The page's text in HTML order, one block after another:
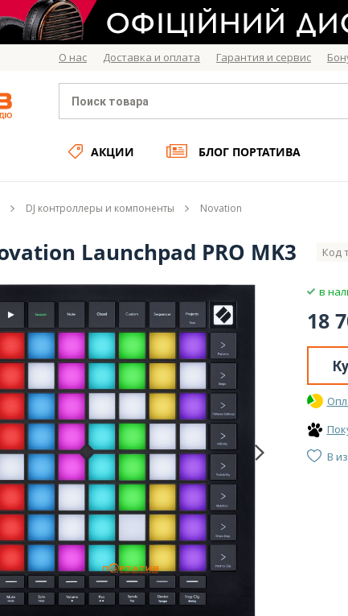
О нас Доставка и оплата Гарантия и сервис
АКЦИИ БЛОГ ПОРТАТИВА
DJ контроллеры и компоненты Novation
Launchpad PRO MK3 Код
в
18
В